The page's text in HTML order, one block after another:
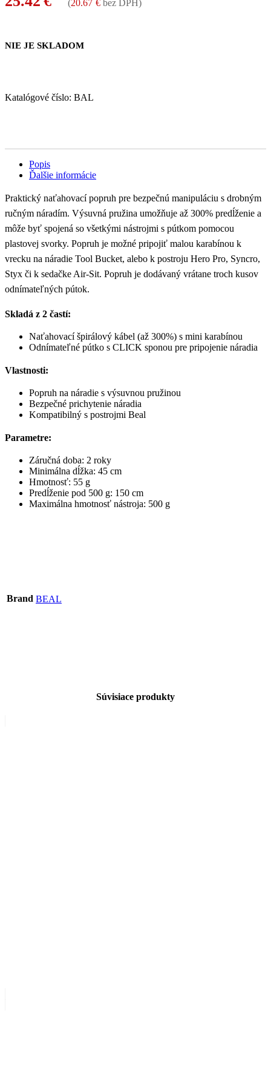
(20.67 € bez DPH)
NIE JE SKLADOM
Katalógové číslo: BAL
Popis
Ďalšie informácie
Praktický naťahovací popruh pre bezpečnú manipuláciu s drobným
ručným náradím. Výsuvná pružina umožňuje až 300% predĺženie a
môže byť spojená so všetkými nástrojmi s pútkom pomocou
plastovej svorky. Popruh je možné pripojiť malou karabínou k
vrecku na náradie Tool Bucket, alebo k postroju Hero Pro, Syncro,
Styx či k sedačke Air-Sit. Popruh je dodávaný vrátane troch kusov
odnímateľných pútok.
Skladá z 2 častí:
Naťahovací špirálový kábel (až 300%) s mini karabínou
Odnímateľné pútko s CLICK sponou pre pripojenie náradia
Vlastnosti:
Popruh na náradie s výsuvnou pružinou
Bezpečné prichytenie náradia
Kompatibilný s postrojmi Beal
Parametre:
Záručná doba: 2 roky
Minimálna dĺžka: 45 cm
Hmotnosť: 55 g
Predĺženie pod 500 g: 150 cm
Maximálna hmotnosť nástroja: 500 g
Brand BEAL
Súvisiace produkty